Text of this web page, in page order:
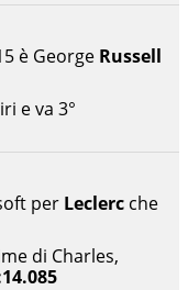
per Leclerc che
di Charles,
è George Russell
e va 3°